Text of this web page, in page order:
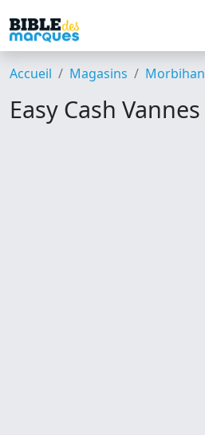
Accueil Magasins Morbihan
Easy Cash Vannes